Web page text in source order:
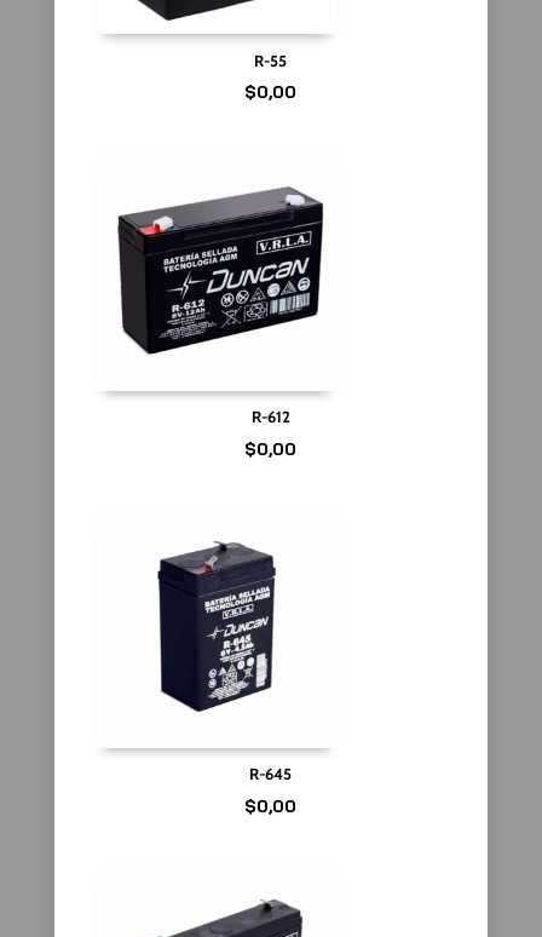
R-55
$0,00
R-612
$0,00
R-645
$0,00